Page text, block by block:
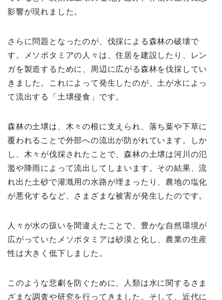
影響が現れました。
さらに問題となったのが、伐採による森林の破壊で
す。メソポタミアの人々は、住居を建設したり、レン
ガを製造するために、周辺に広がる森林を伐採してい
きました。これによって発生したのが、土が水によっ
て流出する「土壌侵食」です。
森林の土壌は、木々の根に支えられ、落ち葉や下草に
覆われることで外部への流出が防がれています。しか
し、木々が伐採されたことで、森林の土壌は河川の氾
濫や降雨によって流出してしまいます。その結果、流
れ出た土砂で灌漑用の水路が埋まったり、農地の塩化
が悪化するなど、さまざまな被害が発生したのです。
人々が水の扱いを間違えたことで、豊かな自然環境が
広がっていたメソポタミアは砂漠と化し、農業の生産
性は大きく低下しました。
このような悲劇を防ぐために、人類は水に関するさま
ざまな調査や研究を行ってきました。そして、近代に